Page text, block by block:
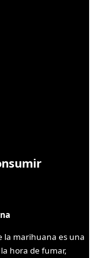
la marihuana es una
hora de fumar,